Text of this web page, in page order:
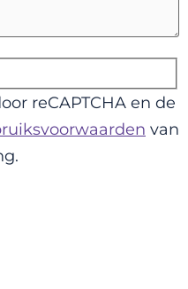
reCAPTCHA en de
van